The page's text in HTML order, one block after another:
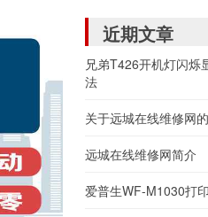
近期文章
兄弟T426开机灯闪烁
法
关于远城在线维修网
远城在线维修网简介
爱普生WF-M1030打